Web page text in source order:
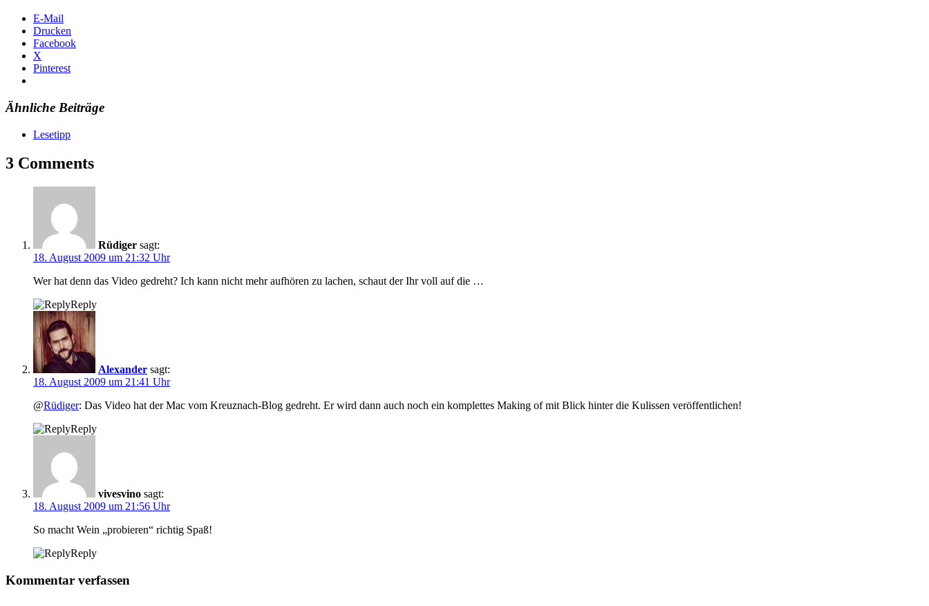
E-Mail
Drucken
Facebook
X
Pinterest
Ähnliche Beiträge
Lesetipp
3 Comments
Rüdiger sagt:
18. August 2009 um 21:32 Uhr
Wer hat denn das Video gedreht? Ich kann nicht mehr aufhören zu lachen, schaut der Ihr voll auf die …
Reply
Alexander sagt:
18. August 2009 um 21:41 Uhr
@Rüdiger: Das Video hat der Mac vom Kreuznach-Blog gedreht. Er wird dann auch noch ein komplettes Making of mit Blick hinter die Kulissen veröffentlichen!
Reply
vivesvino sagt:
18. August 2009 um 21:56 Uhr
So macht Wein „probieren“ richtig Spaß!
Reply
Kommentar verfassen